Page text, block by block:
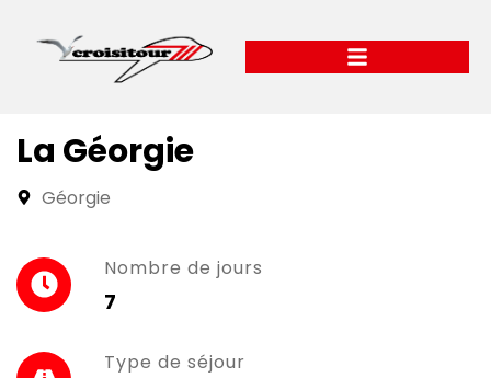
La Géorgie
Géorgie
Nombre de jours
7
Type de séjour